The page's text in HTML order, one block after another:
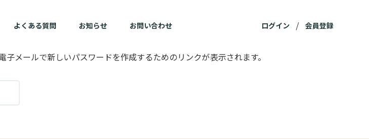
よくある質問 お知らせ お問い合わせ ログイン 会員登録
メールで新しいパスワードを作成するためのリンクが表示されます。